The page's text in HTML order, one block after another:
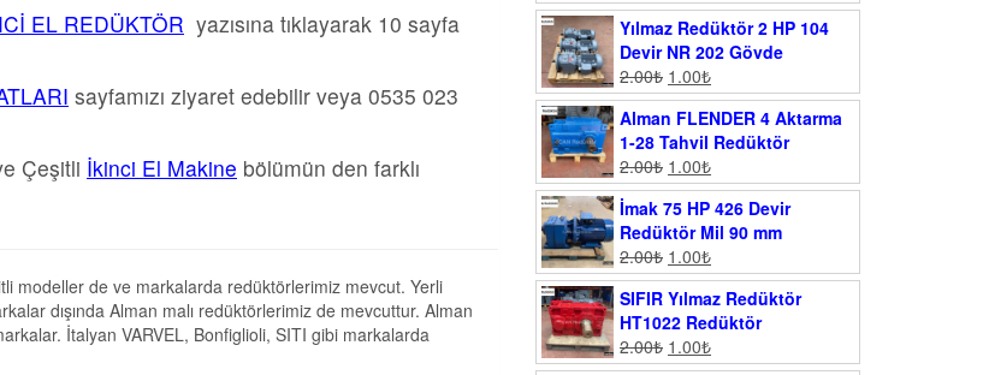
EL REDÜKTÖR yazısına tıklayarak 10 sayfa
sayfamızı ziyaret edebilir veya 0535 023
Çeşitli İkinci El Makine bölümün den farklı
modeller de ve markalarda redüktörlerimiz mevcut. Yerli
dışında Alman malı redüktörlerimiz de mevcuttur. Alman
İtalyan VARVEL, Bonfiglioli, SITI gibi markalarda
Yılmaz Redüktör 2 HP 104
Devir NR 202 Gövde
2.00₺ 1.00₺
Alman FLENDER 4 Aktarma
1-28 Tahvil Redüktör
2.00₺ 1.00₺
İmak 75 HP 426 Devir
Redüktör Mil 90 mm
2.00₺ 1.00₺
SIFIR Yılmaz Redüktör
HT1022 Redüktör
2.00₺ 1.00₺